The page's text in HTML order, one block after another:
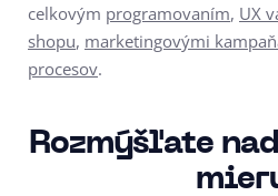
celkovým programovaním, UX
shopu, marketingovými
procesov.
Rozmýšľate